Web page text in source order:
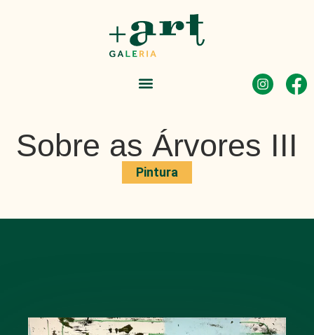
Sobre as Árvores III
Pintura